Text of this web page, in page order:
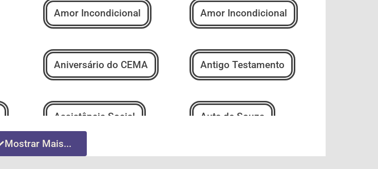
Amor Incondicional Amor Incondicional
Aniversário do CEMA Antigo Testamento
Assistência Social Auta de Souza
Mostrar Mais...